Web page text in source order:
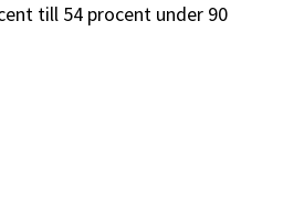
till 54 procent under 90